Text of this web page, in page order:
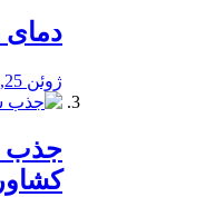
دمای
ژوئن 25, 2020
جذب